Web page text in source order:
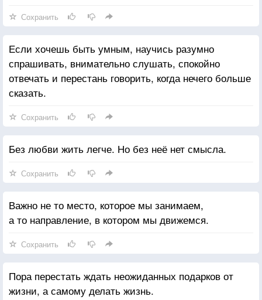
Сохранить
Если хочешь быть умным, научись разумно
спрашивать, внимательно слушать, спокойно
отвечать и перестань говорить, когда нечего больше
сказать.
Сохранить
Без любви жить легче. Но без неё нет смысла.
Сохранить
Важно не то место, которое мы занимаем,
а то направление, в котором мы движемся.
Сохранить
Пора перестать ждать неожиданных подарков от
жизни, а самому делать жизнь.